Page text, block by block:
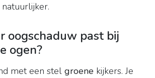
oogschaduw past bij
ogen?
met een stel groene kijkers. Je